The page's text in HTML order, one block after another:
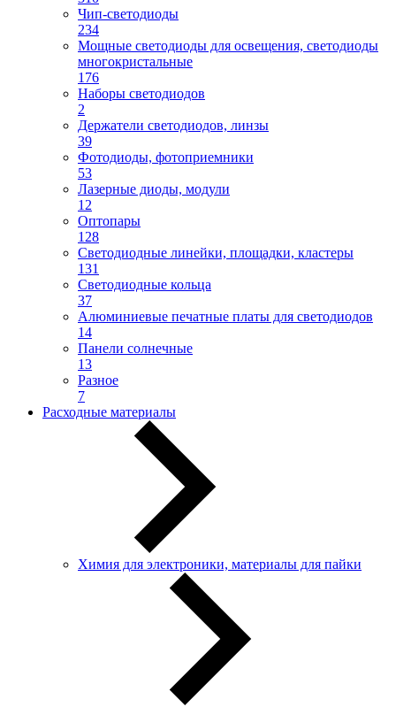
Чип-светодиоды
234
Мощные светодиоды для освещения, светодиоды
многокристальные
176
Наборы светодиодов
2
Держатели светодиодов, линзы
39
Фотодиоды, фотоприемники
53
Лазерные диоды, модули
12
Оптопары
128
Светодиодные линейки, площадки, кластеры
131
Светодиодные кольца
37
Алюминиевые печатные платы для светодиодов
14
Панели солнечные
13
Разное
7
Расходные материалы
Химия для электроники, материалы для пайки